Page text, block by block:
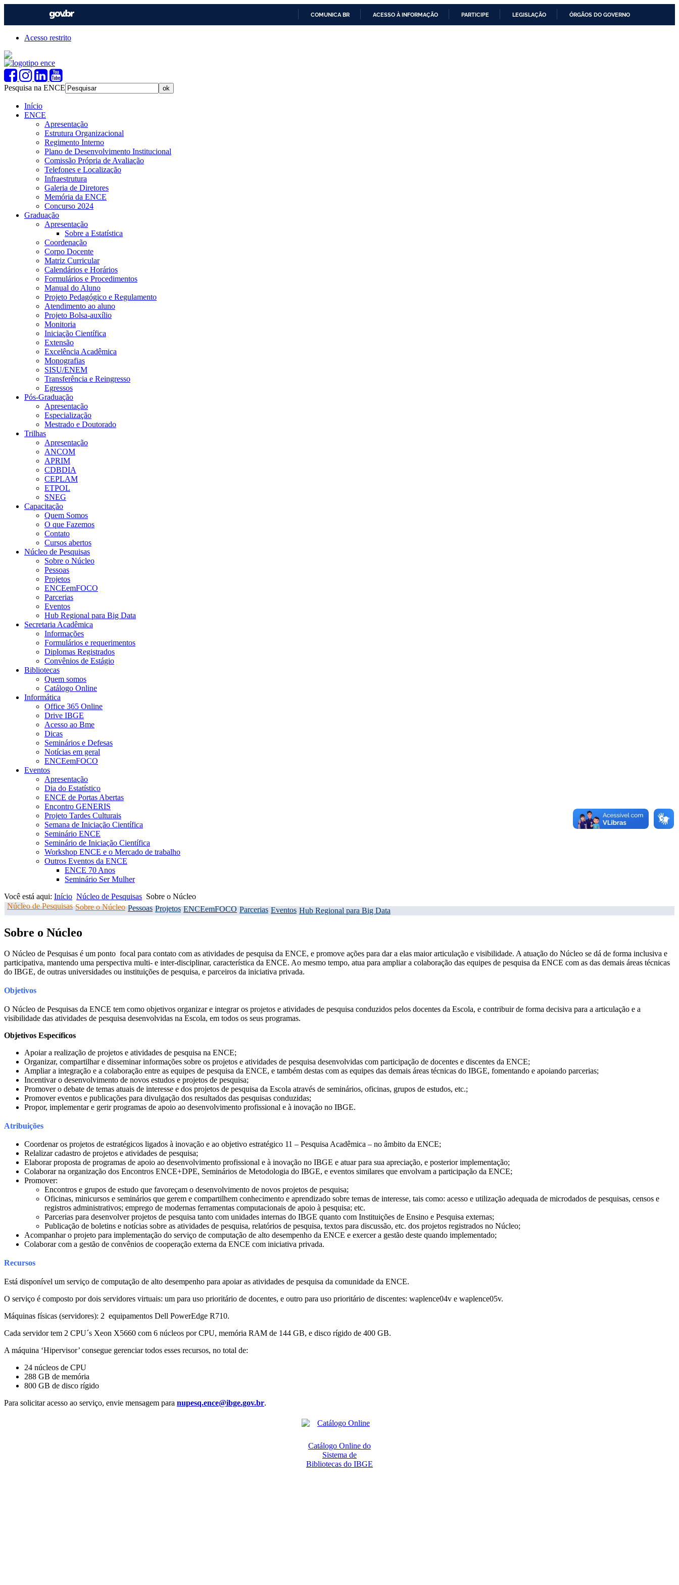
COMUNICA BR ACESSO À INFORMAÇÃO PARTICIPE LEGISLAÇÃO ÓRGÃOS DO GOVERNO
Acesso restrito
Pesquisa na ENCE
Início
ENCE
Apresentação
Estrutura Organizacional
Regimento Interno
Plano de Desenvolvimento Institucional
Comissão Própria de Avaliação
Telefones e Localização
Infraestrutura
Galeria de Diretores
Memória da ENCE
Concurso 2024
Graduação
Apresentação
Sobre a Estatística
Coordenação
Corpo Docente
Matriz Curricular
Calendários e Horários
Formulários e Procedimentos
Manual do Aluno
Projeto Pedagógico e Regulamento
Atendimento ao aluno
Projeto Bolsa-auxílio
Monitoria
Iniciação Científica
Extensão
Excelência Acadêmica
Monografias
SISU/ENEM
Transferência e Reingresso
Egressos
Pós-Graduação
Apresentação
Especialização
Mestrado e Doutorado
Trilhas
Apresentação
ANCOM
APRIM
CDBDIA
CEPLAM
ETPOL
SNEG
Capacitação
Quem Somos
O que Fazemos
Contato
Cursos abertos
Núcleo de Pesquisas
Sobre o Núcleo
Pessoas
Projetos
ENCEemFOCO
Parcerias
Eventos
Hub Regional para Big Data
Secretaria Acadêmica
Informações
Formulários e requerimentos
Diplomas Registrados
Convênios de Estágio
Bibliotecas
Quem somos
Catálogo Online
Informática
Office 365 Online
Drive IBGE
Acesso ao Bme
Dicas
Seminários e Defesas
Notícias em geral
ENCEemFOCO
Eventos
Apresentação
Dia do Estatístico
ENCE de Portas Abertas
Encontro GENERIS
Projeto Tardes Culturais
Semana de Iniciação Científica
Seminário ENCE
Seminário de Iniciação Científica
Workshop ENCE e o Mercado de trabalho
Outros Eventos da ENCE
ENCE 70 Anos
Seminário Ser Mulher
Você está aqui: Início Núcleo de Pesquisas Sobre o Núcleo
Núcleo de Pesquisas Sobre o Núcleo Pessoas Projetos ENCEemFOCO Parcerias Eventos Hub Regional para Big Data
Sobre o Núcleo
O Núcleo de Pesquisas é um ponto focal para contato com as atividades de pesquisa da ENCE, e promove ações para dar a elas maior articulação e visibilidade. A atuação do Núcleo se dá de forma inclusiva e
participativa, mantendo uma perspectiva multi- e inter-disciplinar, característica da ENCE. Ao mesmo tempo, atua para ampliar a colaboração das equipes de pesquisa da ENCE com as das demais áreas técnicas
do IBGE, de outras universidades ou instituições de pesquisa, e parceiros da iniciativa privada.
Objetivos
O Núcleo de Pesquisas da ENCE tem como objetivos organizar e integrar os projetos e atividades de pesquisa conduzidos pelos docentes da Escola, e contribuir de forma decisiva para a articulação e a
visibilidade das atividades de pesquisa desenvolvidas na Escola, em todos os seus programas.
Objetivos Específicos
Apoiar a realização de projetos e atividades de pesquisa na ENCE;
Organizar, compartilhar e disseminar informações sobre os projetos e atividades de pesquisa desenvolvidas com participação de docentes e discentes da ENCE;
Ampliar a integração e a colaboração entre as equipes de pesquisa da ENCE, e também destas com as equipes das demais áreas técnicas do IBGE, fomentando e apoiando parcerias;
Incentivar o desenvolvimento de novos estudos e projetos de pesquisa;
Promover o debate de temas atuais de interesse e dos projetos de pesquisa da Escola através de seminários, oficinas, grupos de estudos, etc.;
Promover eventos e publicações para divulgação dos resultados das pesquisas conduzidas;
Propor, implementar e gerir programas de apoio ao desenvolvimento profissional e à inovação no IBGE.
Atribuições
Coordenar os projetos de estratégicos ligados à inovação e ao objetivo estratégico 11 – Pesquisa Acadêmica – no âmbito da ENCE;
Relalizar cadastro de projetos e atividades de pesquisa;
Elaborar proposta de programas de apoio ao desenvolvimento profissional e à inovação no IBGE e atuar para sua apreciação, e posterior implementação;
Colaborar na organização dos Encontros ENCE+DPE, Seminários de Metodologia do IBGE, e eventos similares que envolvam a participação da ENCE;
Promover:
Encontros e grupos de estudo que favoreçam o desenvolvimento de novos projetos de pesquisa;
Oficinas, minicursos e seminários que gerem e compartilhem conhecimento e aprendizado sobre temas de interesse, tais como: acesso e utilização adequada de microdados de pesquisas, censos e
registros administrativos; emprego de modernas ferramentas computacionais de apoio à pesquisa; etc.
Parcerias para desenvolver projetos de pesquisa tanto com unidades internas do IBGE quanto com Instituições de Ensino e Pesquisa externas;
Publicação de boletins e notícias sobre as atividades de pesquisa, relatórios de pesquisa, textos para discussão, etc. dos projetos registrados no Núcleo;
Acompanhar o projeto para implementação do serviço de computação de alto desempenho da ENCE e exercer a gestão deste quando implementado;
Colaborar com a gestão de convênios de cooperação externa da ENCE com iniciativa privada.
Recursos
Está disponível um serviço de computação de alto desempenho para apoiar as atividades de pesquisa da comunidade da ENCE.
O serviço é composto por dois servidores virtuais: um para uso prioritário de docentes, e outro para uso prioritário de discentes: waplence04v e waplence05v.
Máquinas físicas (servidores): 2 equipamentos Dell PowerEdge R710.
Cada servidor tem 2 CPU´s Xeon X5660 com 6 núcleos por CPU, memória RAM de 144 GB, e disco rígido de 400 GB.
A máquina ‘Hipervisor’ consegue gerenciar todos esses recursos, no total de:
24 núcleos de CPU
288 GB de memória
800 GB de disco rígido
Para solicitar acesso ao serviço, envie mensagem para nupesq.ence@ibge.gov.br.
Catálogo Online do
Sistema de
Bibliotecas do IBGE